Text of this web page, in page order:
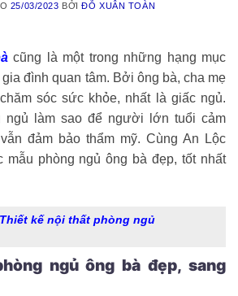
25/03/2023 BỞIĐỖ XUÂN TOÀN
cũng là một trong những hạng mục
đình quan tâm. Bởi ông bà, cha mẹ
sóc sức khỏe, nhất là giấc ngủ.
ngủ làm sao để người lớn tuổi cảm
đảm bảo thẩm mỹ. Cùng An Lộc
mẫu phòng ngủ ông bà đẹp, tốt nhất
Thiết kế nội thất phòng ngủ
ngủ ông bà đẹp, sang